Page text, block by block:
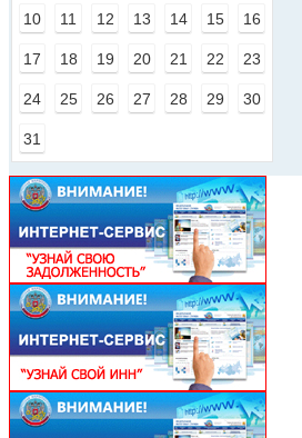
10 11 12 13 14 15 16
17 18 19 20 21 22 23
24 25 26 27 28 29 30
31